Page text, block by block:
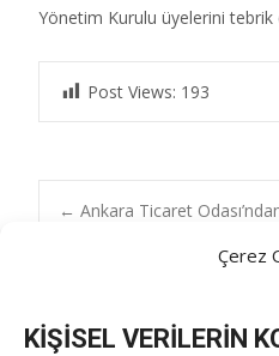
Çerez
KİŞİSEL VERİLERİN
Yönetim Kurulu üyelerini tebrik
Post Views: 193
Post
← Ankara Ticaret